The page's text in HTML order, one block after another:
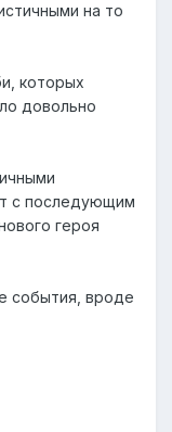
на то
которых
довольно
с последующим
героя
события, вроде